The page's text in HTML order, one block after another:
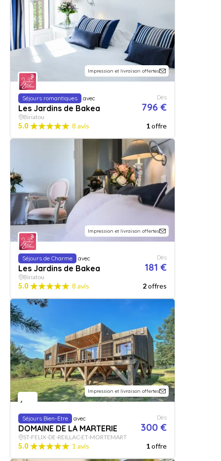
Impression et livraison offertes
Séjours romantiques avec
Les Jardins de Bakea
Dès
796 €
Biriatou
5.0 8 avis 1offre
Impression et livraison offertes
Séjours de Charme avec
Les Jardins de Bakea
Dès
181 €
Biriatou
5.0 8 avis 2offres
Impression et livraison offertes
Séjours Bien-Etre avec
DOMAINE DE LA MARTERIE
Dès
300 €
ST-FELIX-DE-REILLAC-ET-MORTEMART
5.0 1 avis 1offre